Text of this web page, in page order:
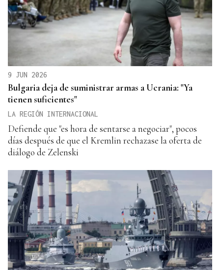
9 JUN 2026
Bulgaria deja de suministrar armas a Ucrania: "Ya
tienen suficientes"
LA REGIÓN INTERNACIONAL
Defiende que "es hora de sentarse a negociar", pocos
días después de que el Kremlin rechazase la oferta de
diálogo de Zelenski